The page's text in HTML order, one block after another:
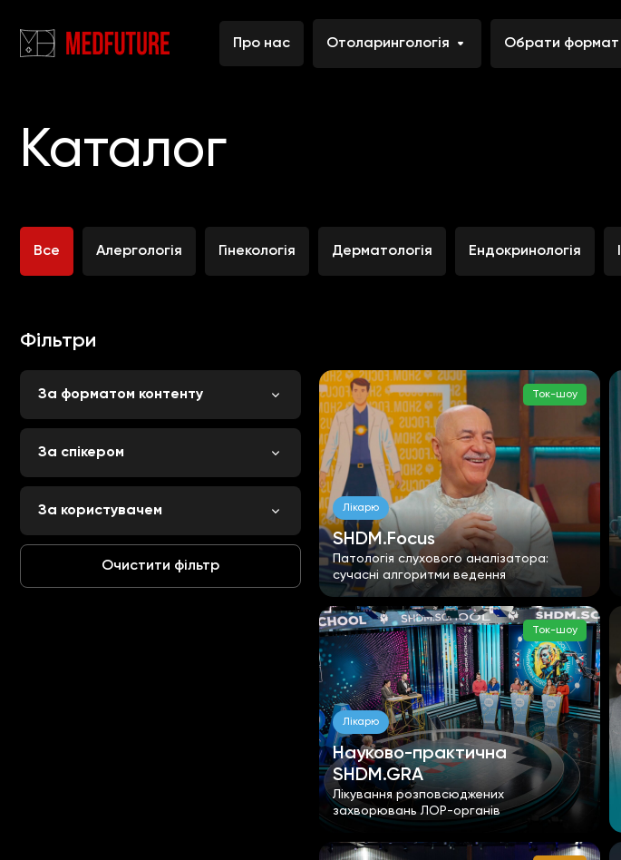
Про нас Отоларингологія Обрати формат
Каталог
Все Алергологія Гінекологія Дерматологія Ендокринологія
Фільтри
За форматом контенту
За спікером
За користувачем
Очистити фільтр
Ток-шоу
Лікарю
SHDM.Focus
Патологія слухового аналізатора:
сучасні алгоритми ведення
Ток-шоу
Лікарю
Науково-практична
SHDM.GRA
Лікування розповсюджених
захворювань ЛОР-органів